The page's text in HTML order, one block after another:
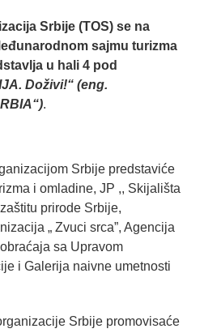
Srbije (TOS) se na
sajmu turizma
u hali 4 pod
Doživi!“ (eng.
.
Srbije predstaviće
i omladine, JP ,, Skijališta
prirode Srbije,
„ Zvuci srca”, Agencija
sa Upravom
i Galerija naivne umetnosti
Srbije promovisaće